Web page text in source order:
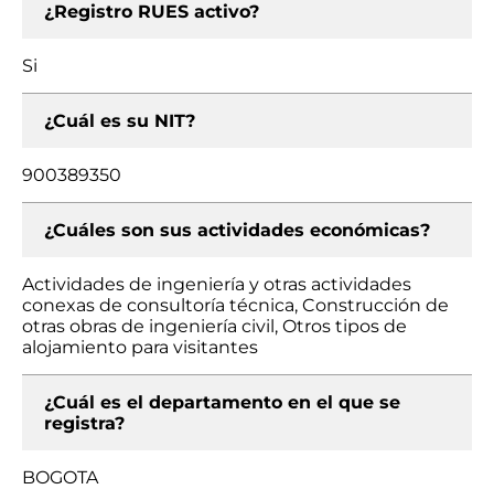
¿Registro RUES activo?
Si
¿Cuál es su NIT?
900389350
¿Cuáles son sus actividades económicas?
Actividades de ingeniería y otras actividades
conexas de consultoría técnica, Construcción de
otras obras de ingeniería civil, Otros tipos de
alojamiento para visitantes
¿Cuál es el departamento en el que se
registra?
BOGOTA